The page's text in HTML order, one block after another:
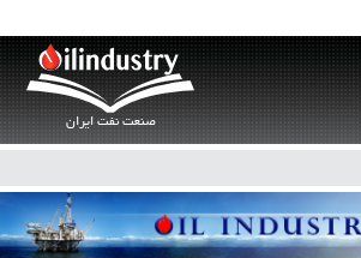
صنعت نفت ایران